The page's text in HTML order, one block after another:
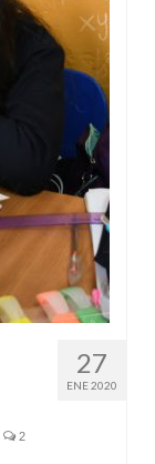
27
ENE 2020
2